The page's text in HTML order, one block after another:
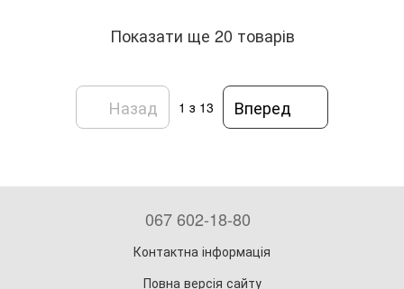
Показати ще 20 товарів
Назад 1 з 13 Вперед
067 602-18-80
Контактна інформація
Повна версія сайту